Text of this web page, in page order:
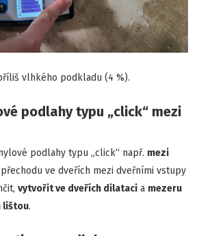
vlhkého podkladu (4 %).
podlahy typu „click“ mezi
podlahy typu „click“ např. mezi
přechodu ve dveřích mezi dveřními vstupy
vytvořit ve dveřích dilataci a mezeru
lištou.